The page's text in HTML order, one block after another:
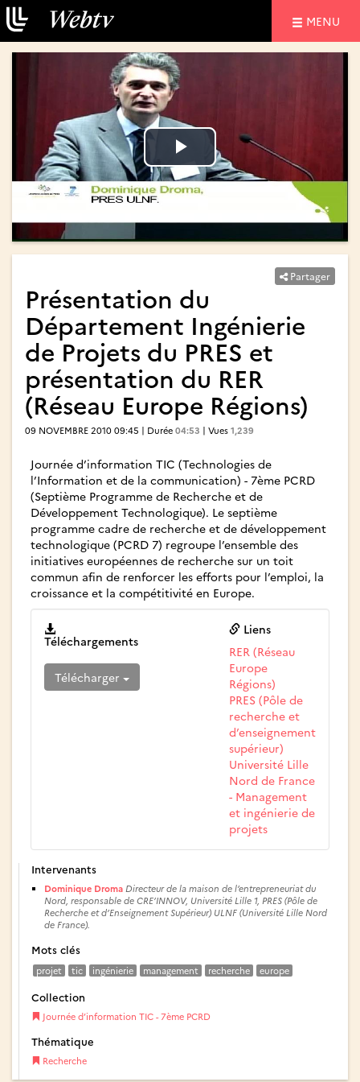
MENU
Lire
la
vidéo
Lire
la
vidéo
Partager
Présentation du
Département Ingénierie
de Projets du PRES et
présentation du RER
(Réseau Europe Régions)
09 NOVEMBRE 2010 09:45 | Durée 04:53 | Vues 1,239
Journée d’information TIC (Technologies de
l’Information et de la communication) - 7ème PCRD
(Septième Programme de Recherche et de
Développement Technologique). Le septième
programme cadre de recherche et de développement
technologique (PCRD 7) regroupe l’ensemble des
initiatives européennes de recherche sur un toit
commun afin de renforcer les efforts pour l’emploi, la
croissance et la compétitivité en Europe.
Téléchargements
Télécharger
Liens
RER (Réseau
Europe
Régions)
PRES (Pôle de
recherche et
d’enseignement
supérieur)
Université Lille
Nord de France
- Management
et ingénierie de
projets
Intervenants
Dominique Droma Directeur de la maison de l’entrepreneuriat du
Nord, responsable de CRE’INNOV, Université Lille 1, PRES (Pôle de
Recherche et d’Enseignement Supérieur) ULNF (Université Lille Nord
de France).
Mots clés
projet tic ingénierie management recherche europe
Collection
Journée d’information TIC - 7ème PCRD
Thématique
Recherche